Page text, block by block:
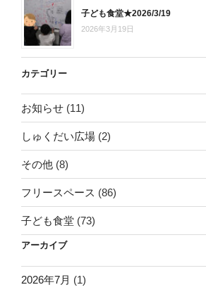
子ども食堂★2026/3/19
2026年3月19日
カテゴリー
お知らせ (11)
しゅくだい広場 (2)
その他 (8)
フリースペース (86)
子ども食堂 (73)
アーカイブ
2026年7月 (1)